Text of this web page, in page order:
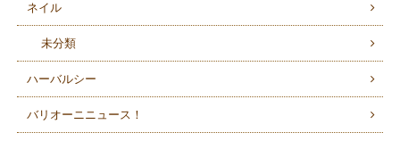
ネイル
未分類
ハーバルシー
バリオーニニュース！